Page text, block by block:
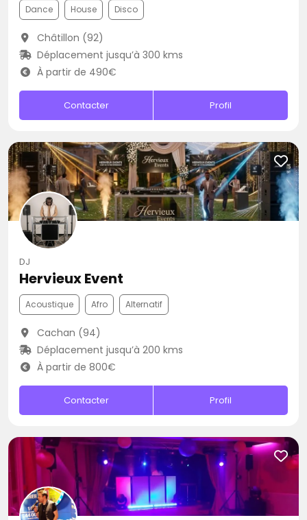
Dance House Disco
Châtillon (92)
Déplacement jusqu’à 300 kms
À partir de 490€
Contacter Profil
DJ
Hervieux Event
Acoustique Afro Alternatif
Cachan (94)
Déplacement jusqu’à 200 kms
À partir de 800€
Contacter Profil